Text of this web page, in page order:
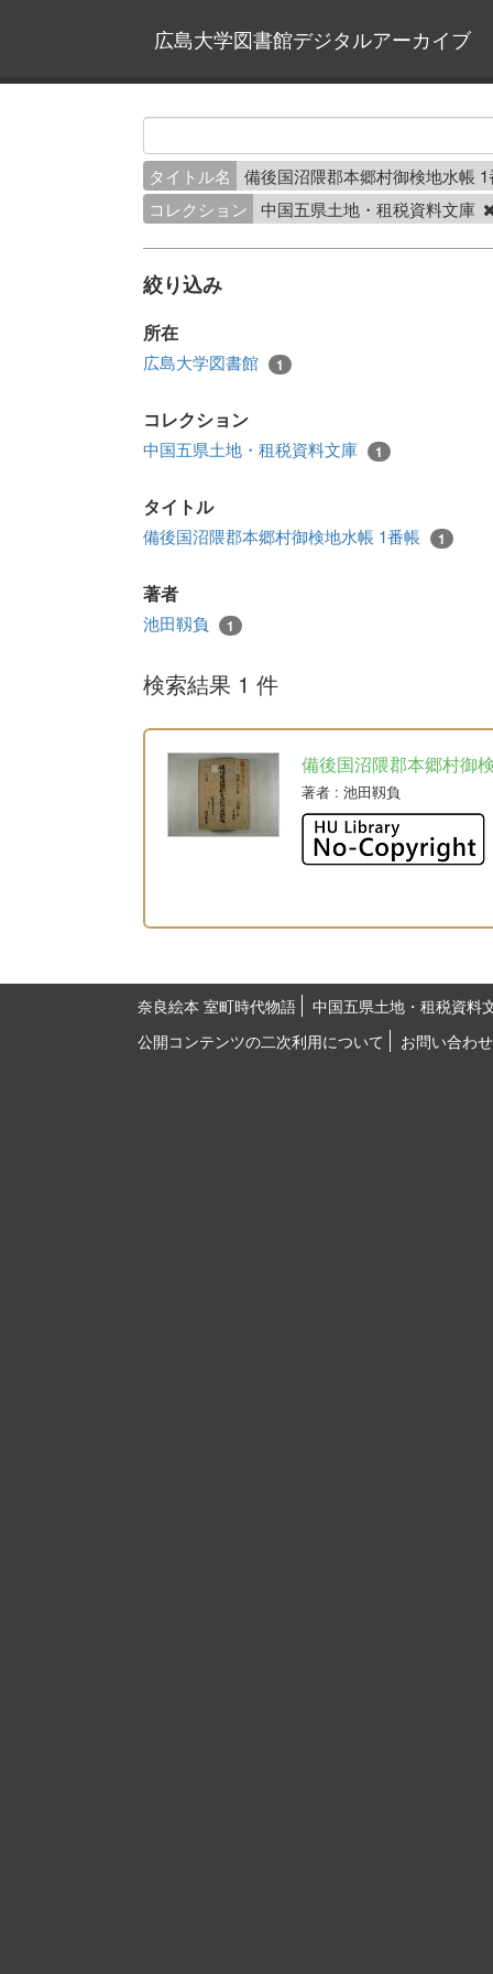
広島大学図書館デジタルアーカイブ
タイトル名
備後国沼隈郡本郷村御検地水帳
コレクション
中国五県土地・租税資料文庫
絞り込み
所在
広島大学図書館 1
コレクション
中国五県土地・租税資料文庫 1
タイトル
備後国沼隈郡本郷村御検地水帳 1番帳 1
著者
池田靱負 1
検索結果 1 件
備後国沼隈郡本郷村御
著者 : 池田靱負
奈良絵本 室町時代物語
中国五県土地・租税資料
公開コンテンツの二次利用について
お問い合わせ